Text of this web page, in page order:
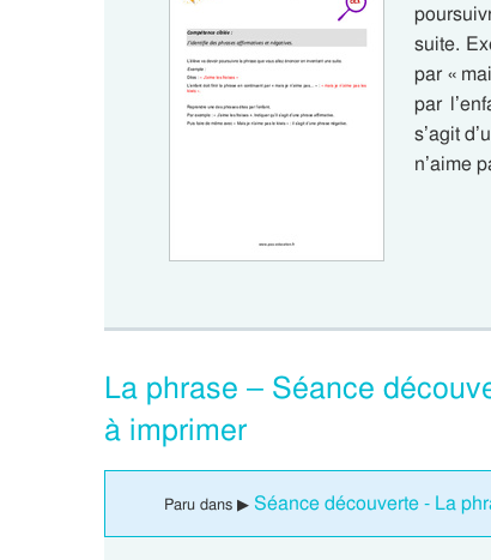
suite.
par «
par
s’agit
n’aime
La phrase – Séance
à imprimer
Paru dans ▶ Séance découverte - La